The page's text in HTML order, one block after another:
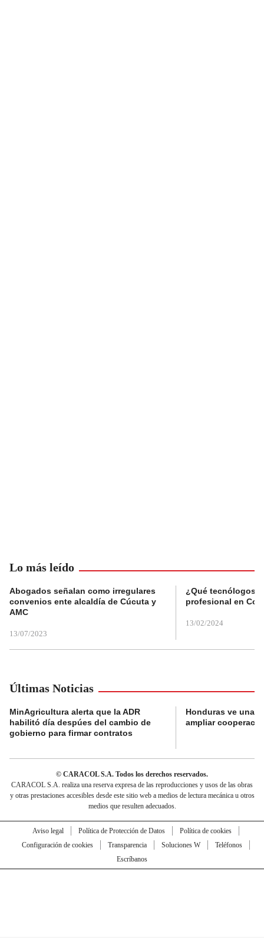
Lo más leído
Abogados señalan como irregulares
convenios ente alcaldía de Cúcuta y
AMC
13/07/2023
¿Qué tecnólogos
profesional en
13/02/2024
Últimas Noticias
MinAgricultura alerta que la ADR
habilitó día despúes del cambio de
gobierno para firmar contratos
Honduras ve una
ampliar
© CARACOL S.A. Todos los derechos reservados.
CARACOL S.A. realiza una reserva expresa de las reproducciones y usos de las obras
y otras prestaciones accesibles desde este sitio web a medios de lectura mecánica u otros
medios que resulten adecuados.
Aviso legal Política de Protección de Datos
Política de cookies
Configuración de cookies
Transparencia Soluciones W
Teléfonos
Escríbanos